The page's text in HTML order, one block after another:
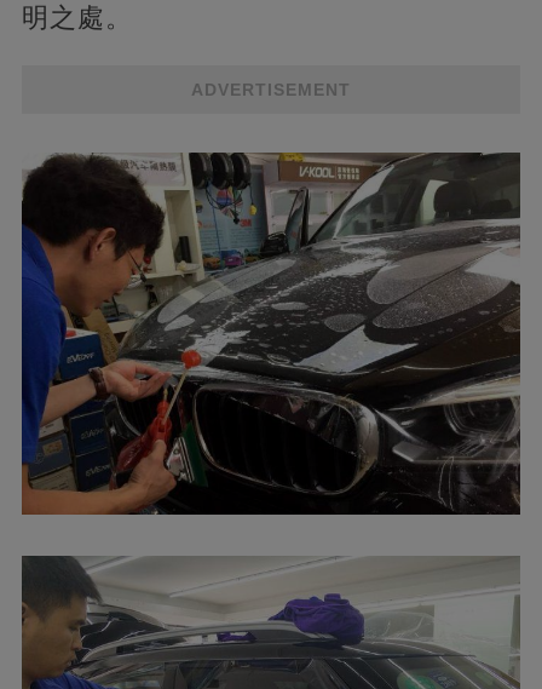
明之處。
ADVERTISEMENT